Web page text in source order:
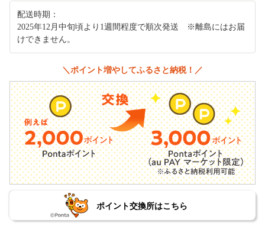
配送時期：
2025年12月中旬頃より1週間程度で順次発送 ※離島にはお届
けできません。
＼ポイント増やしてふるさと納税！／
ポイント交換所はこちら